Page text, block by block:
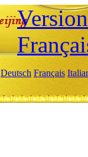
Deutsch Français